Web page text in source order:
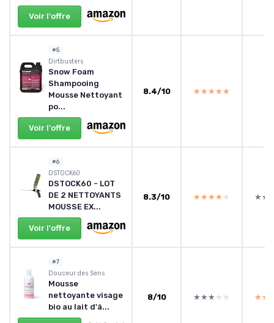
Voir l'offre
#5
Dirtbusters
Snow Foam
Shampooing
Mousse Nettoyant
po...
Voir l'offre
8.4/10 ★★★★★
★★★★★
#6
DSTOCK60
DSTOCK60 - LOT
DE 2 NETTOYANTS
MOUSSE EX...
Voir l'offre
8.3/10 ★★★★★
★★★★★
#7
‎Douceur des Sens
Mousse
nettoyante visage
bio au lait d'â...
8/10 ★★★★★
★★★★★